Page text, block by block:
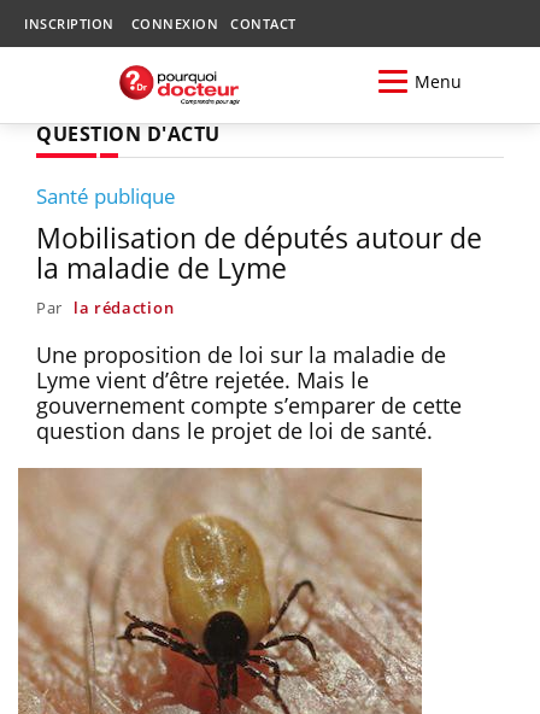
INSCRIPTION CONNEXION CONTACT
Menu
QUESTION D'ACTU
Santé publique
Mobilisation de députés autour de
la maladie de Lyme
Par la rédaction
Une proposition de loi sur la maladie de
Lyme vient d’être rejetée. Mais le
gouvernement compte s’emparer de cette
question dans le projet de loi de santé.